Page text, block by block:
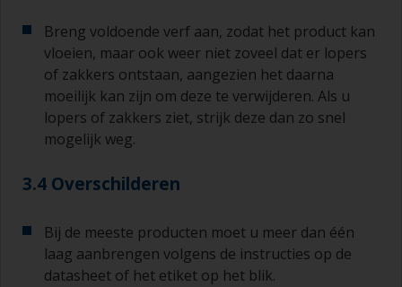
Breng voldoende verf aan, zodat het product kan
vloeien, maar ook weer niet zoveel dat er lopers
of zakkers ontstaan, aangezien het daarna
moeilijk kan zijn om deze te verwijderen. Als u
lopers of zakkers ziet, strijk deze dan zo snel
mogelijk weg.
3.4 Overschilderen
Bij de meeste producten moet u meer dan één
laag aanbrengen volgens de instructies op de
datasheet of het etiket op het blik.